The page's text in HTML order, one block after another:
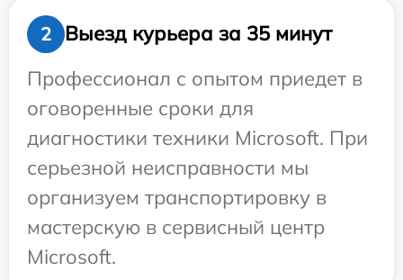
2
Выезд курьера за 35 минут
Профессионал с опытом приедет в
оговоренные сроки для
диагностики техники Microsoft. При
серьезной неисправности мы
организуем транспортировку в
мастерскую в сервисный центр
Microsoft.